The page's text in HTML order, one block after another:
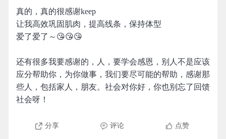
真的，真的很感谢keep
让我高效巩固肌肉，提高线条，保持体型
爱了爱了～😘😘😘
还有很多我要感谢的，人，要学会感恩，别人不是应该
应分帮助你，为你做事，我们要尽可能的帮助，感谢那
些人，包括家人，朋友。社会对你好，你也别忘了回馈
社会呀！
分享 评论 点赞